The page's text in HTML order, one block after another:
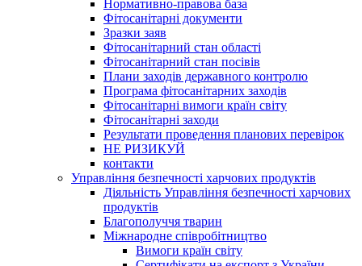
Нормативно-правова база
Фітосанітарні документи
Зразки заяв
Фітосанітарний стан області
Фітосанітарний стан посівів
Плани заходів державного контролю
Програма фітосанітарних заходів
Фітосанітарні вимоги країн світу
Фітосанітарні заходи
Результати проведення планових перевірок
НЕ РИЗИКУЙ
контакти
Управління безпечності харчових продуктів
Діяльність Управління безпечності харчових
продуктів
Благополуччя тварин
Міжнародне співробітництво
Вимоги країн світу